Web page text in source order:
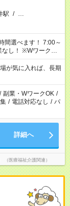
駅 / …
ークの
はご案内できませ
保険への加入対象
則禁止）により、
があります
気に入れば、長期
/ 副業・WワークOK /
/ 電話対応なし / パ
詳細へ
医療福祉介護関連）